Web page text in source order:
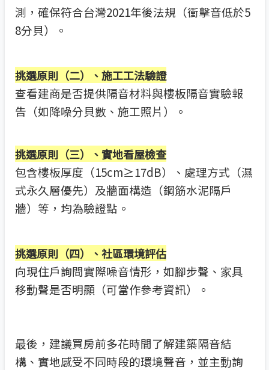
測，確保符合台灣2021年後法規（衝擊音低於5
8分貝）。
挑選原則（二）、施工工法驗證
查看建商是否提供隔音材料與樓板隔音實驗報
告（如降噪分貝數、施工照片）。
挑選原則（三）、實地看屋檢查
包含樓板厚度（15cm≥17dB）、處理方式（濕
式永久層優先）及牆面構造（鋼筋水泥隔戶
牆）等，均為驗證點。
挑選原則（四）、社區環境評估
向現住戶詢問實際噪音情形，如腳步聲、家具
移動聲是否明顯（可當作參考資訊）。
最後，建議買房前多花時間了解建築隔音結
構、實地感受不同時段的環境聲音，並主動詢